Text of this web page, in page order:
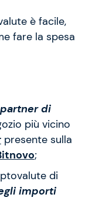
è facile,
fare la spesa
di
più vicino
presente sulla
;
di
importi